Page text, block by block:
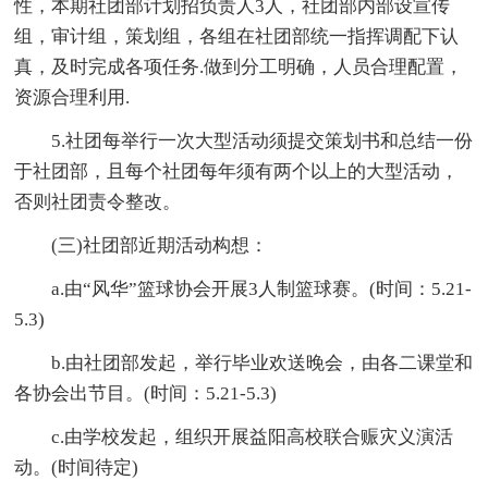
性，本期社团部计划招负责人3人，社团部内部设宣传
组，审计组，策划组，各组在社团部统一指挥调配下认
真，及时完成各项任务.做到分工明确，人员合理配置，
资源合理利用.
5.社团每举行一次大型活动须提交策划书和总结一份
于社团部，且每个社团每年须有两个以上的大型活动，
否则社团责令整改。
(三)社团部近期活动构想：
a.由“风华”篮球协会开展3人制篮球赛。(时间：5.21-
5.3)
b.由社团部发起，举行毕业欢送晚会，由各二课堂和
各协会出节目。(时间：5.21-5.3)
c.由学校发起，组织开展益阳高校联合赈灾义演活
动。(时间待定)